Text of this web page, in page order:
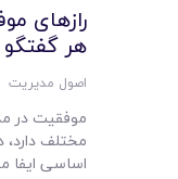
رازهای
هر گفتگو
اصول مدیریت
موفقیت در
مختلف
اساسی ایفا